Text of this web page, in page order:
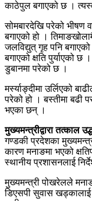
काठेपुल बगाएको छ ।
सोमबारदेखि परेको भीषण
बगाएको हो ।
जलविद्युत् गृह पनि
बगाएको क्षति पुर्याएको
डुबानमा परेको छ ।
मर्स्याङ्दीमा उर्लिएको
परेको हो । बस्तीमा बढी
भएका छन् ।
मुख्यमन्त्रीद्वारा तत्काल
गण्डकी प्रदेशका
कारण मनाङमा भएको
स्थानीय प्रशासनलाई
मुख्यमन्त्री पोखरेलले
डिएसपी सुवास खड्कालाई